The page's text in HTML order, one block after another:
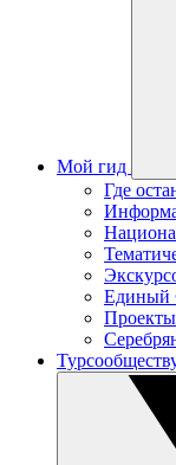
Мой гид
Где
Единый
Проекты